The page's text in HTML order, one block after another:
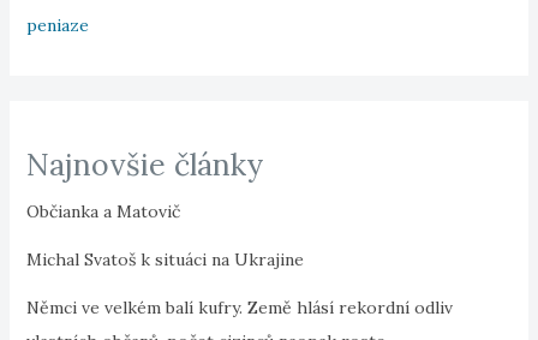
peniaze
Najnovšie články
Občianka a Matovič
Michal Svatoš k situáci na Ukrajine
Němci ve velkém balí kufry. Země hlásí rekordní odliv